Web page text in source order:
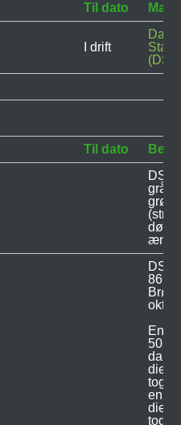
Til dato
I drift
Til dato
DSB
grå
DSB
861
En
5038
da
en